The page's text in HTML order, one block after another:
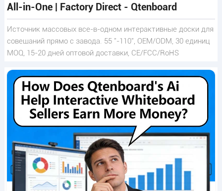
All-in-One | Factory Direct - Qtenboard
Источник массовых все-в-одном интерактивные доски для
совещаний прямо с завода. 55 "-110", OEM/ODM, 30 единиц
MOQ, 15-20 дней оптовой доставки, CE/FCC/RoHS